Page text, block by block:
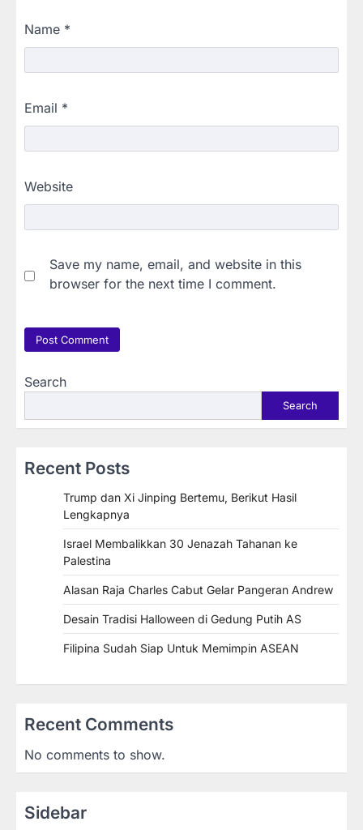
Name *
Email *
Website
Save my name, email, and website in this
browser for the next time I comment.
Search
Search
Recent Posts
Trump dan Xi Jinping Bertemu, Berikut Hasil
Lengkapnya
Israel Membalikkan 30 Jenazah Tahanan ke
Palestina
Alasan Raja Charles Cabut Gelar Pangeran Andrew
Desain Tradisi Halloween di Gedung Putih AS
Filipina Sudah Siap Untuk Memimpin ASEAN
Recent Comments
No comments to show.
Sidebar